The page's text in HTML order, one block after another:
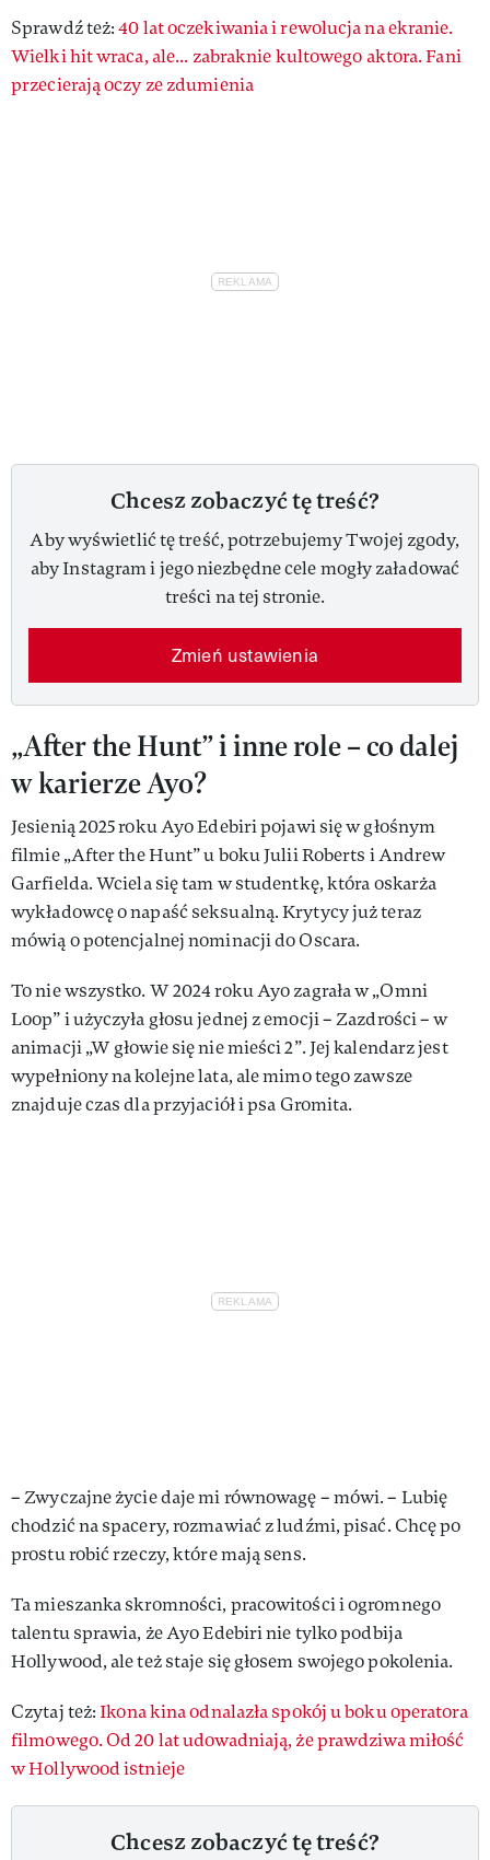
Sprawdź też:40 lat oczekiwania i rewolucja na ekranie.
Wielki hit wraca, ale... zabraknie kultowego aktora. Fani
przecierają oczy ze zdumienia
Chcesz zobaczyć tę treść?
Aby wyświetlić tę treść, potrzebujemy Twojej zgody,
aby Instagram i jego niezbędne cele mogły załadować
treści na tej stronie.
Zmień ustawienia
„After the Hunt” i inne role – co dalej
w karierze Ayo?
Jesienią 2025 roku Ayo Edebiri pojawi się w głośnym
filmie „After the Hunt” u boku Julii Roberts i Andrew
Garfielda. Wciela się tam w studentkę, która oskarża
wykładowcę o napaść seksualną. Krytycy już teraz
mówią o potencjalnej nominacji do Oscara.
To nie wszystko. W 2024 roku Ayo zagrała w „Omni
Loop” i użyczyła głosu jednej z emocji – Zazdrości – w
animacji „W głowie się nie mieści 2”. Jej kalendarz jest
wypełniony na kolejne lata, ale mimo tego zawsze
znajduje czas dla przyjaciół i psa Gromita.
– Zwyczajne życie daje mi równowagę – mówi. – Lubię
chodzić na spacery, rozmawiać z ludźmi, pisać. Chcę po
prostu robić rzeczy, które mają sens.
Ta mieszanka skromności, pracowitości i ogromnego
talentu sprawia, że Ayo Edebiri nie tylko podbija
Hollywood, ale też staje się głosem swojego pokolenia.
Czytaj też: Ikona kina odnalazła spokój u boku operatora
filmowego. Od 20 lat udowadniają, że prawdziwa miłość
w Hollywood istnieje
Chcesz zobaczyć tę treść?